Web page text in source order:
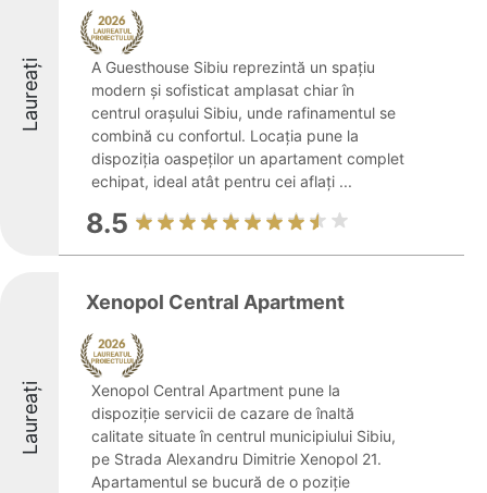
Laureați
A Guesthouse Sibiu reprezintă un spațiu
modern și sofisticat amplasat chiar în
centrul orașului Sibiu, unde rafinamentul se
combină cu confortul. Locația pune la
dispoziția oaspeților un apartament complet
echipat, ideal atât pentru cei aflați ...
8.5
Laureați
Xenopol Central Apartment
Xenopol Central Apartment pune la
dispoziție servicii de cazare de înaltă
calitate situate în centrul municipiului Sibiu,
pe Strada Alexandru Dimitrie Xenopol 21.
Apartamentul se bucură de o poziție